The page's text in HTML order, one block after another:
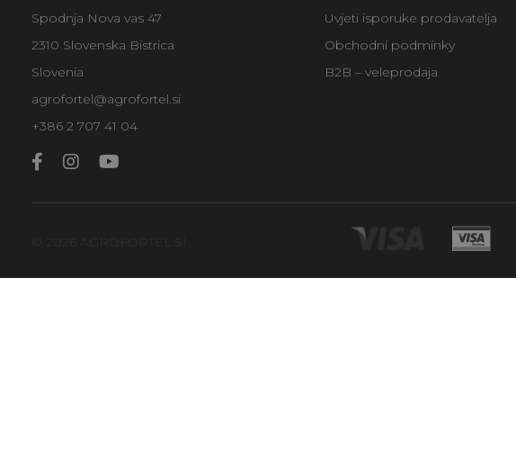
Spodnja Nova vas 47
2310 Slovenska Bistrica
Slovenia
agrofortel@agrofortel.si
+386 2 707 41 04
Uvjeti isporuke prodavatelja
Obchodní podmínky
B2B – veleprodaja